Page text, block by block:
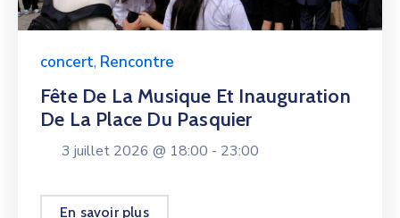
concert, Rencontre
Fête De La Musique Et Inauguration
De La Place Du Pasquier
3 juillet 2026 @ 18:00 - 23:00
En savoir plus